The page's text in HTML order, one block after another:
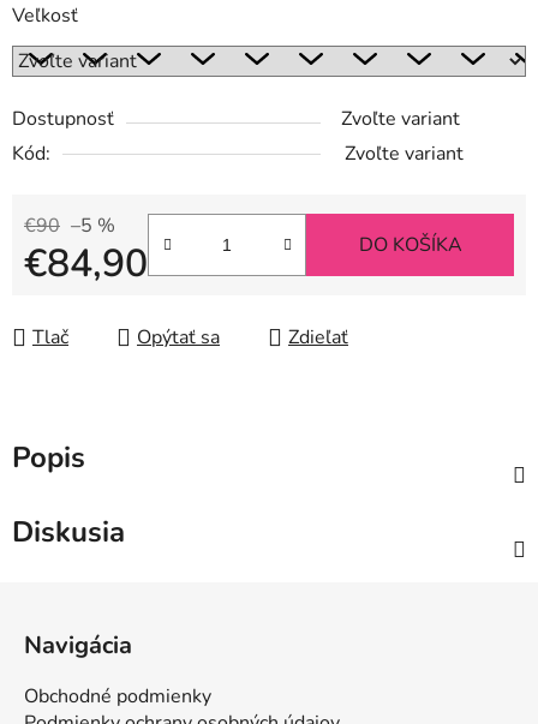
Veľkosť
Dostupnosť
Zvoľte variant
Kód:
Zvoľte variant
€90 –5 %
€84,90 DO KOŠÍKA
Tlač Opýtať sa Zdieľať
Popis
Diskusia
Navigácia
Obchodné podmienky